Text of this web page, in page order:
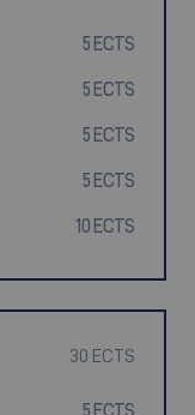
5 ECTS
5 ECTS
5 ECTS
5 ECTS
10 ECTS
30 ECTS
5 ECTS